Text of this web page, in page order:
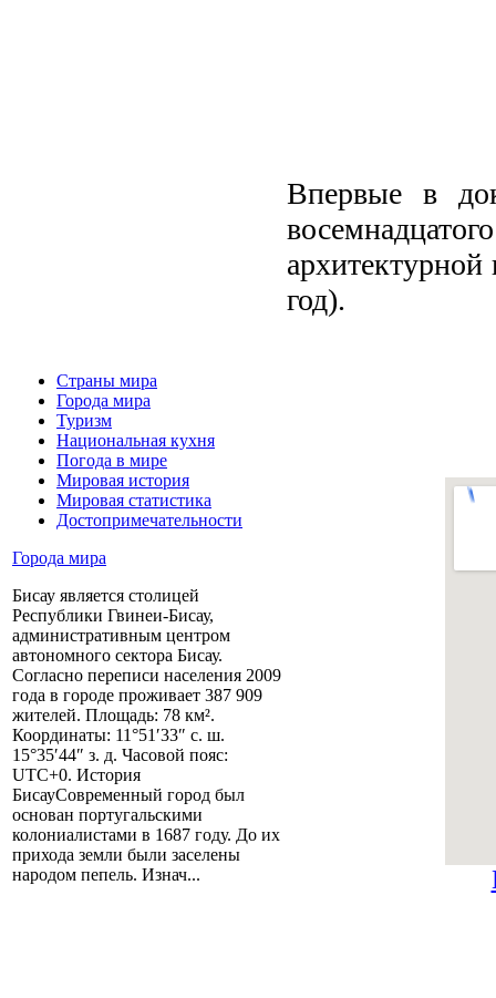
Страны мира
Города мира
Туризм
Национальная кухня
Погода в мире
Мировая история
Мировая статистика
Достопримечательности
Города мира
Бисау является столицей
Республики Гвинеи-Бисау,
административным центром
автономного сектора Бисау.
Согласно переписи населения 2009
года в городе проживает 387 909
жителей. Площадь: 78 км².
Координаты: 11°51′33″ с. ш.
15°35′44″ з. д. Часовой пояс:
UTC+0. История
БисауСовременный город был
основан португальскими
колониалистами в 1687 году. До их
прихода земли были заселены
народом пепель. Изнач...
Впервые в
архитектурной
год).